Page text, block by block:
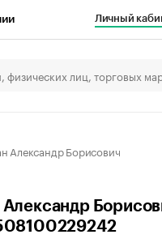
Личный
Александр Борисович